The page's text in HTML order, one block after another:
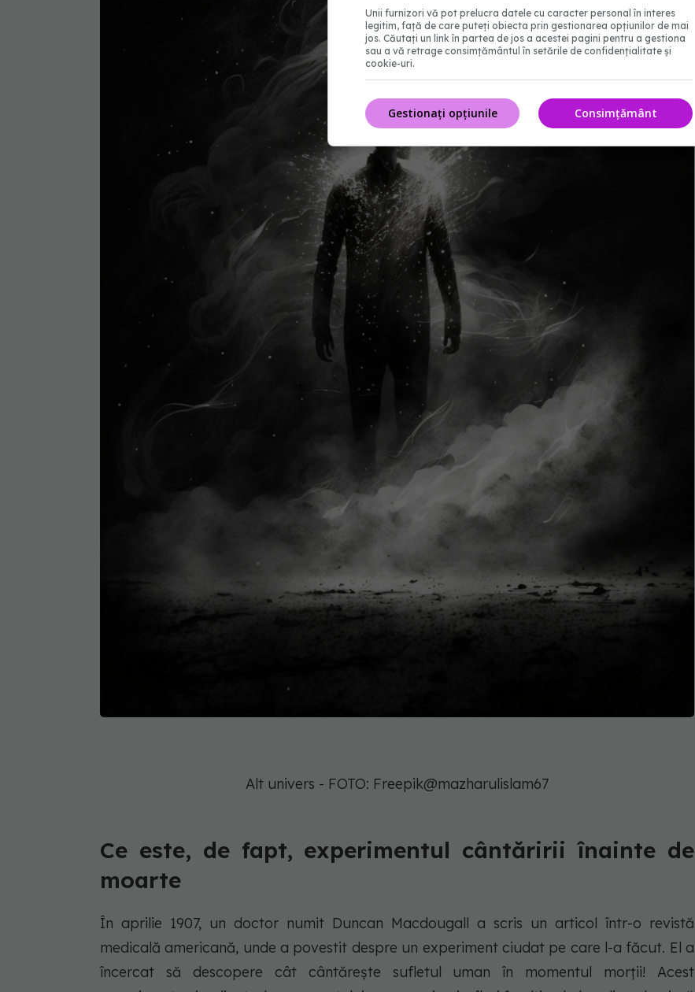
Alt univers - FOTO: Freepik@mazharulislam67
Ce este, de fapt, experimentul cântăririi înainte de
moarte
În aprilie 1907, un doctor numit Duncan Macdougall a scris un articol într-o revistă
medicală americană, unde a povestit despre un experiment ciudat pe care l-a făcut. El a
încercat să descopere cât cântărește sufletul uman în momentul morții! Acest
Unii furnizori vă pot prelucra datele cu caracter personal în interes
legitim, față de care puteți obiecta prin gestionarea opțiunilor de mai
jos. Căutați un link în partea de jos a acestei pagini pentru a gestiona
sau a vă retrage consimțământul în setările de confidențialitate și
cookie-uri.
Consimțământ
Gestionați opțiunile